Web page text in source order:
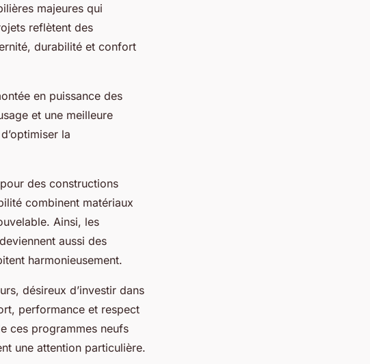
majeures qui
reflètent des
durabilité et confort
en puissance des
et une meilleure
la
des constructions
combinent matériaux
Ainsi, les
aussi des
harmonieusement.
désireux d’investir dans
performance et respect
ces programmes neufs
une attention particulière.